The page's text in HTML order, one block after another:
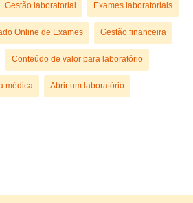
Gestão laboratorial Exames laboratoriais
Online de Exames Gestão financeira
Conteúdo de valor para laboratório
médica Abrir um laboratório